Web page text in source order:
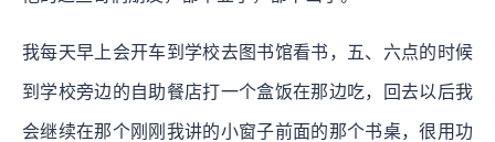
我每天早上会开车到学校去图书馆看书，五、六点的时候
到学校旁边的自助餐店打一个盒饭在那边吃，回去以后我
会继续在那个刚刚我讲的小窗子前面的那个书桌，很用功